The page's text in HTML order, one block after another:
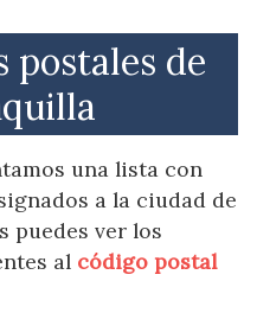
postales de
una lista con
a la ciudad de
puedes ver los
al código postal